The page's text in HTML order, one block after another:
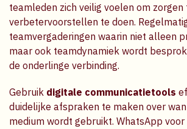
teamleden zich veilig voelen om zorgen
verbetervoorstellen te doen.
teamvergaderingen waarin niet alleen
maar ook teamdynamiek wordt
de onderlinge verbinding.
Gebruik digitale communicatietools
duidelijke afspraken te maken over
medium wordt gebruikt. WhatsApp